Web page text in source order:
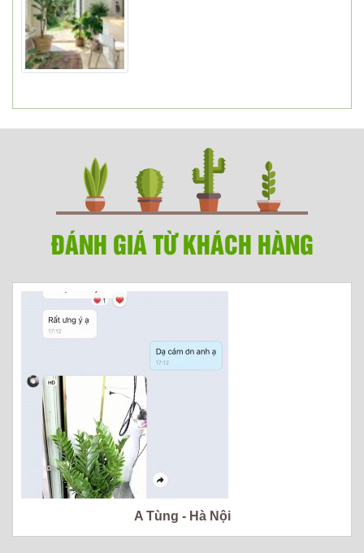
ĐÁNH GIÁ TỪ KHÁCH HÀNG
A Tùng - Hà Nội